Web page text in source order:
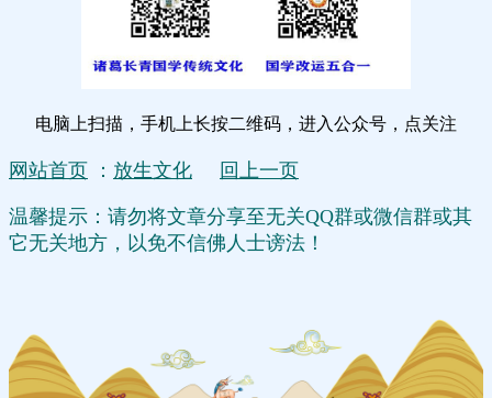
电脑上扫描，手机上长按二维码，进入公众号，点关注
网站首页 ： 放生文化 回上一页
温馨提示：请勿将文章分享至无关QQ群或微信群或其
它无关地方，以免不信佛人士谤法！